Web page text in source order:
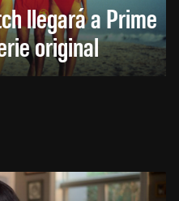
llegará a Prime
original